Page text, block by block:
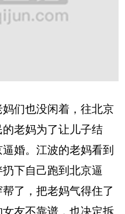
们也没闲着，往北京
老妈为了让儿子结
婚。江波的老妈看到
下自己跑到北京逼
了，把老妈气得住了
友不靠谱，也决定拆